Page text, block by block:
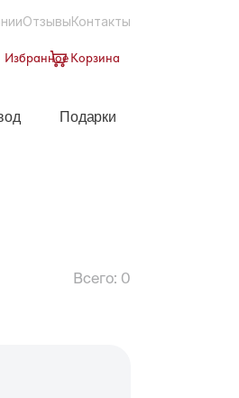
ОтзывыКонтакты
ИзбранноеКорзина
Подарки
Всего: 0